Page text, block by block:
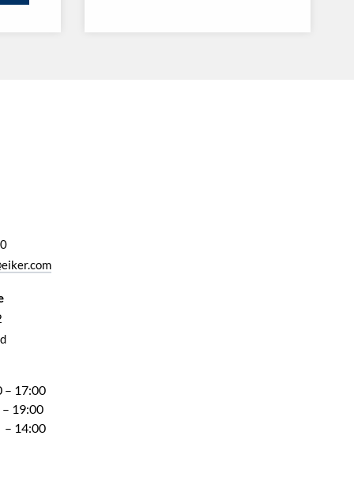
– 17:00
– 19:00
14:00